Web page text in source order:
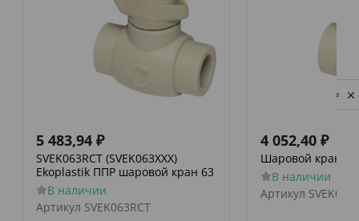
5 483,94 ₽
SVEK063RCT (SVEK063XXX)
Ekoplastik ППР шаровой кран 63
В наличии
Артикул SVEK063RCT
4 052,40 ₽
Шаровой кран
В наличии
Артикул
Privacy notice